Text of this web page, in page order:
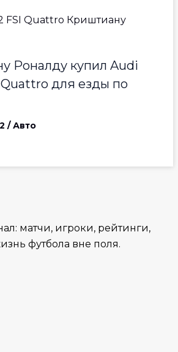
Роналду купил Audi
Quattro для езды по
/Авто
матчи, игроки, рейтинги,
футбола вне поля.